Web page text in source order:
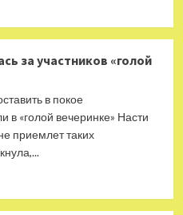
за участников «голой
в покое
в «голой вечеринке» Насти
приемлет таких